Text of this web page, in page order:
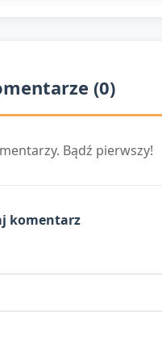
(0)
Bądź pierwszy!
komentarz